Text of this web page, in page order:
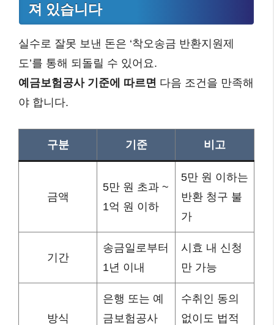
져 있습니다
실수로 잘못 보낸 돈은 ‘착오송금 반환지원제
도’를 통해 되돌릴 수 있어요.
예금보험공사 기준에 따르면 다음 조건을 만족해
야 합니다.
구분 기준 비고
금액
5만 원 초과 ~
1억 원 이하
5만 원 이하는
반환 청구 불
가
기간
송금일로부터
1년 이내
시효 내 신청
만 가능
방식
은행 또는 예
금보험공사
수취인 동의
없이도 법적